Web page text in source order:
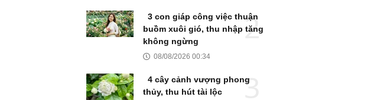
3 con giáp công việc thuận
buồm xuôi gió, thu nhập tăng
không ngừng
08/08/2026 00:34
4 cây cảnh vượng phong
thủy, thu hút tài lộc